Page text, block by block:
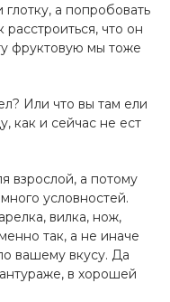
а попробовать
что он
фруктовую мы тоже
Или что вы там ели
как и сейчас не ест
взрослой, а потому
условностей.
вилка, нож,
так, а не иначе
вашему вкусу. Да
в хорошей